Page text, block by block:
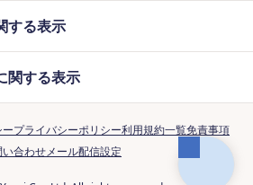
する表示
関する表示
プライバシーポリシー利用規約一覧免責事項
い合わせメール配信設定